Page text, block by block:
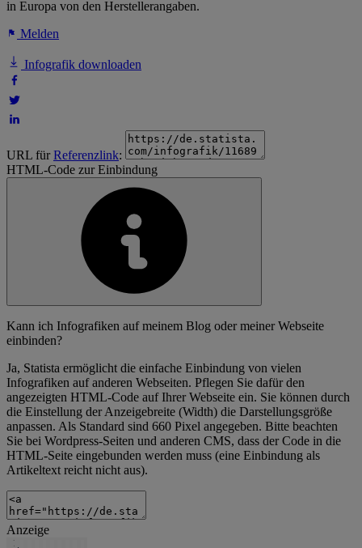
in Europa von den Herstellerangaben.
Melden
Infografik downloaden
URL fürReferenzlink:
HTML-Code zur Einbindung
Kann ich Infografiken auf meinem Blog oder meiner Webseite
einbinden?
Ja, Statista ermöglicht die einfache Einbindung von vielen
Infografiken auf anderen Webseiten. Pflegen Sie dafür den
angezeigten HTML-Code auf Ihrer Webseite ein. Sie können durch
die Einstellung der Anzeigebreite (Width) die Darstellungsgröße
anpassen. Als Standard sind 660 Pixel angegeben. Bitte beachten
Sie bei Wordpress-Seiten und anderen CMS, dass der Code in die
HTML-Seite eingebunden werden muss (eine Einbindung als
Artikeltext reicht nicht aus).
Anzeige